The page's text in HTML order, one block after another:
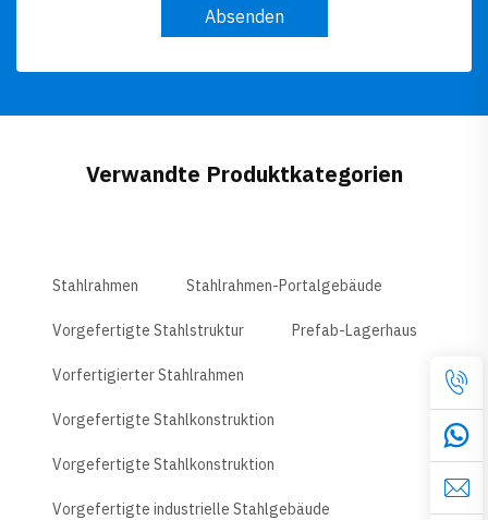
Absenden
Verwandte Produktkategorien
Stahlrahmen Stahlrahmen-Portalgebäude
Vorgefertigte Stahlstruktur Prefab-Lagerhaus
Vorfertigierter Stahlrahmen
Vorgefertigte Stahlkonstruktion
Vorgefertigte Stahlkonstruktion
Vorgefertigte industrielle Stahlgebäude